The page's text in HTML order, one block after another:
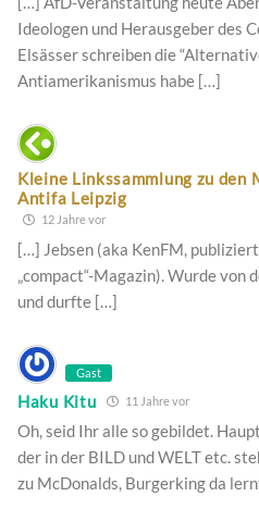
Ideologen und Herausgeber des
Elsässer schreiben die
Antiamerikanismus habe […]
Kleine Linkssammlung zu den
Antifa Leipzig
12 Jahre vor
[…] Jebsen (aka KenFM,
„compact“-Magazin). Wurde von
und durfte […]
Gast
Haku Kitu 11 Jahre vor
Oh, seid Ihr alle so gebildet.
der in der BILD und WELT etc.
zu McDonalds, Burgerking da